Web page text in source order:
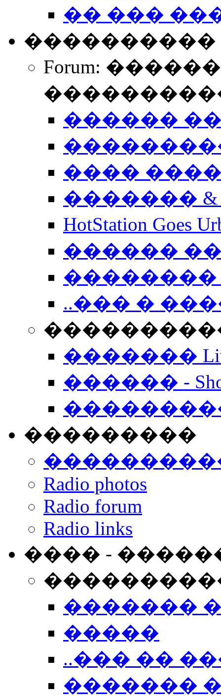
�� ���
����������
Forum:
������
����
�������
HotStation
������
��������
..��� �
����������
�������
������ -
���������
Radio photos
Radio forum
Radio links
���� -
�������
�����
..��� ��
�������